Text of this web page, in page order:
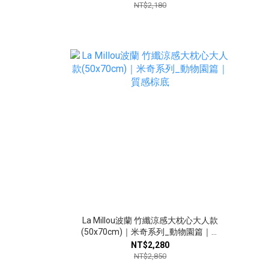
NT$2,180
La Millou波蘭 竹纖涼感大枕心大人款
(50x70cm)｜米奇系列_動物園篇｜質
感棕底
NT$2,280
NT$2,850